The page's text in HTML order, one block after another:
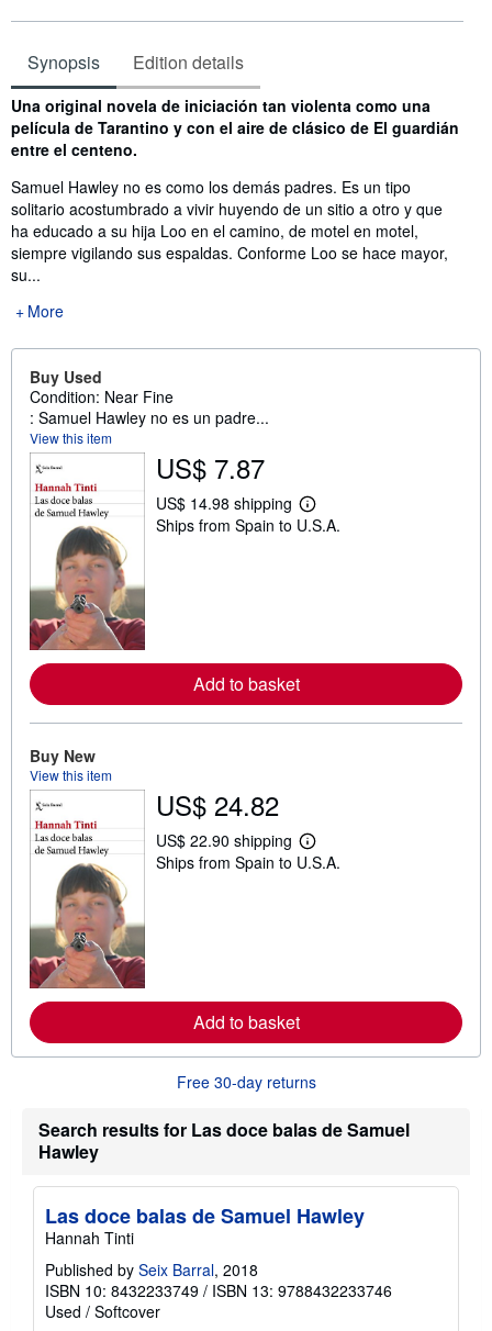
Synopsis Edition details
Synopsis
Una original novela de iniciación tan violenta como una
película de Tarantino y con el aire de clásico de El guardián
entre el centeno.
Samuel Hawley no es como los demás padres. Es un tipo
solitario acostumbrado a vivir huyendo de un sitio a otro y que
ha educado a su hija Loo en el camino, de motel en motel,
siempre vigilando sus espaldas. Conforme Loo se hace mayor,
su...
More
Buy Used
Condition: Near Fine
: Samuel Hawley no es un padre...
View this item
US$ 7.87
US$ 14.98 shipping
L
e
u
t
n
g
r
Ships from Spain to U.S.A.
Add to basket
Buy New
View this item
US$ 24.82
US$ 22.90 shipping
L
e
u
t
s
p
r
a
Ships from Spain to U.S.A.
Add to basket
Free 30-day returns
Search results for Las doce balas de Samuel
Hawley
Las doce balas de Samuel Hawley
Hannah Tinti
Published by Seix Barral, 2018
ISBN 10: 8432233749 / ISBN 13: 9788432233746
Used / Softcover